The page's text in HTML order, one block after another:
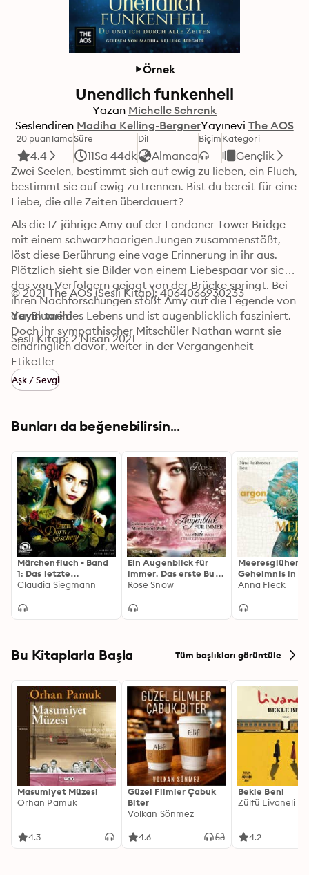
Örnek
Unendlich funkenhell
Yazan Michelle Schrenk
Seslendiren Madiha Kelling-BergnerYayınevi The AOS
20 puanlama
4.4
Süre
11Sa 44dk
Dil
Almanca
BiçimKategori
Gençlik
Zwei Seelen, bestimmt sich auf ewig zu lieben, ein Fluch,
bestimmt sie auf ewig zu trennen. Bist du bereit für eine
Liebe, die alle Zeiten überdauert?
Als die 17-jährige Amy auf der Londoner Tower Bridge
mit einem schwarzhaarigen Jungen zusammenstößt,
löst diese Berührung eine vage Erinnerung in ihr aus.
Plötzlich sieht sie Bilder von einem Liebespaar vor sich,
das von Verfolgern gejagt von der Brücke springt. Bei
ihren Nachforschungen stößt Amy auf die Legende von
der Blume des Lebens und ist augenblicklich fasziniert.
Doch ihr sympathischer Mitschüler Nathan warnt sie
eindringlich davor, weiter in der Vergangenheit
herumzustochern und auch der schwarzhaarige Junge
scheint etwas zu verbergen …
© 2021 The AOS (Sesli Kitap): 4064066930233
Yayın tarihi
Sesli Kitap: 2 Nisan 2021
Etiketler
Aşk / Sevgi
Bunları da beğenebilirsin...
Märchenfluch - Band
1: Das letzte
Dornröschen
Claudia Siegmann
Ein Augenblick für
immer. Das erste Buch
der Lügenwahrheit
Lügenwahrheit 1)
Rose Snow
Meeresglühen -
Geheimnis in
Tiefe -
Band 1
Anna Fleck
Bu Kitaplarla Başla Tüm başlıkları görüntüle
Masumiyet Müzesi
Orhan Pamuk
4.3
Güzel Filmler Çabuk
Biter
Volkan Sönmez
4.6
Bekle Beni
Zülfü Livaneli
4.2